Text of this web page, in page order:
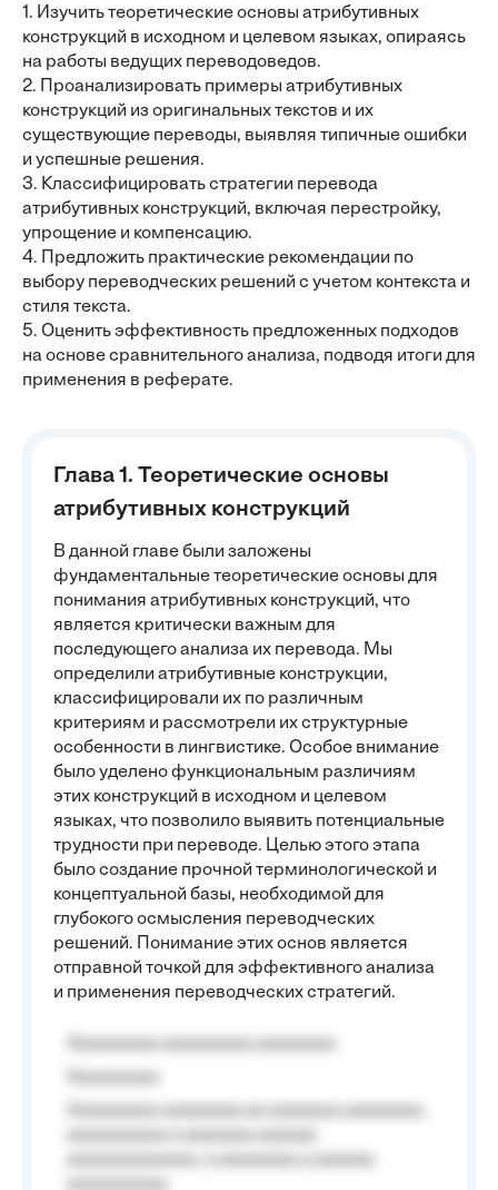
1. Изучить теоретические основы атрибутивных
конструкций в исходном и целевом языках, опираясь
на работы ведущих переводоведов.
2. Проанализировать примеры атрибутивных
конструкций из оригинальных текстов и их
существующие переводы, выявляя типичные ошибки
и успешные решения.
3. Классифицировать стратегии перевода
атрибутивных конструкций, включая перестройку,
упрощение и компенсацию.
4. Предложить практические рекомендации по
выбору переводческих решений с учетом контекста и
стиля текста.
5. Оценить эффективность предложенных подходов
на основе сравнительного анализа, подводя итоги для
применения в реферате.
Глава 1. Теоретические основы
атрибутивных конструкций
В данной главе были заложены
фундаментальные теоретические основы для
понимания атрибутивных конструкций, что
является критически важным для
последующего анализа их перевода. Мы
определили атрибутивные конструкции,
классифицировали их по различным
критериям и рассмотрели их структурные
особенности в лингвистике. Особое внимание
было уделено функциональным различиям
этих конструкций в исходном и целевом
языках, что позволило выявить потенциальные
трудности при переводе. Целью этого этапа
было создание прочной терминологической и
концептуальной базы, необходимой для
глубокого осмысления переводческих
решений. Понимание этих основ является
отправной точкой для эффективного анализа
и применения переводческих стратегий.